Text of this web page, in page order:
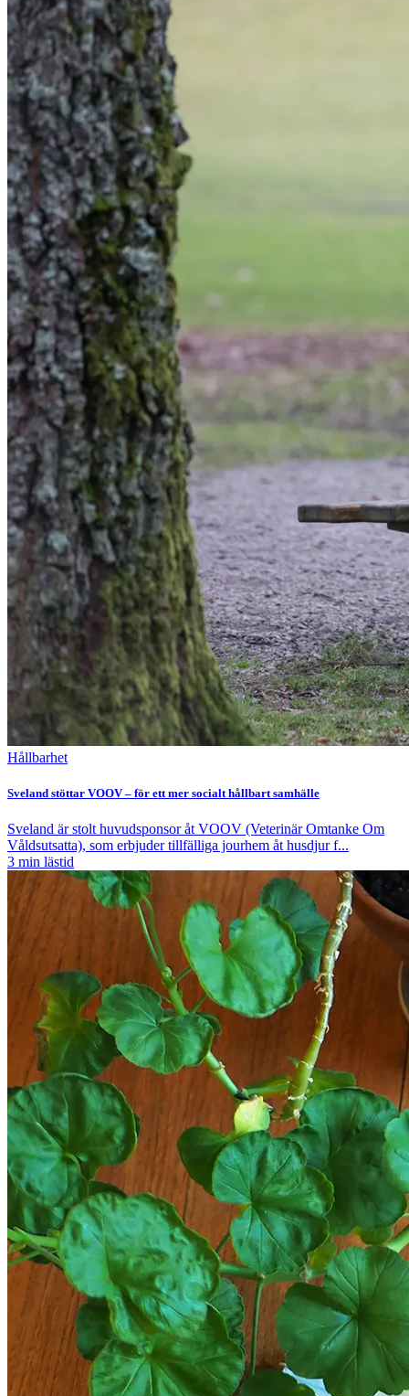
Hållbarhet
Sveland stöttar VOOV – för ett mer socialt hållbart samhälle
Sveland är stolt huvudsponsor åt VOOV (Veterinär Omtanke Om
Våldsutsatta), som erbjuder tillfälliga jourhem åt husdjur f...
3 min lästid